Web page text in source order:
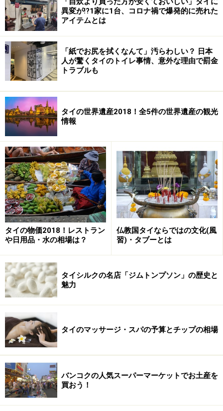
■ 参考料金（バンコク⇒アユタヤ 片道）
１等：66バーツ（約218円）
２等：35バーツ（約115円）
３等：15バーツ（約50円）
■ チェンマイ
タイ第２の都市として有名な古都チェンマイ。チェンマ
イへの行き方は飛行機・バス・列車と３通りあります
が、安さと快適さ（時間はかかりますが）から言えば列
車ですね。
種別は１等から３等に分かれています。１等は２人用個
室のエアコン付き寝台、２等は夜行だと寝台列車となっ
ておりエアコン付きと無しがあり、上段（Upper）と下
きに伝えることができ、料金も異なります。下段の方が
少し広いせいか料金が若干高めに設定されています。３
等は夜行の場合でも座席のみでエアコン無しなので、長
時間の移動では過酷な旅になってしまいます。
バンコクからチェンマイは所要時間15時間なので、座席
のみの３等ではなく夜行の寝台列車に乗ることをオスス
メします。夕方にバンコクを出発して、お昼前にはチェ
ンマイに到着します。
異変が!?1家に1台、コロナ禍で爆発的に売れた
アイテムとは
「紙でお尻を拭くなんて」汚らわしい？ 日本
人が驚くタイのトイレ事情、意外な理由で罰金
トラブルも
タイの世界遺産2018！全5件の世界遺産の観光
情報
タイの物価2018！レストラン
や日用品・水の相場は？
仏教国タイならではの文化(風
習)・タブーとは
タイシルクの名店「ジムトンプソン」の歴史と
魅力
タイのマッサージ・スパの予算とチップの相場
バンコクの人気スーパーマーケットでお土産を
買おう！